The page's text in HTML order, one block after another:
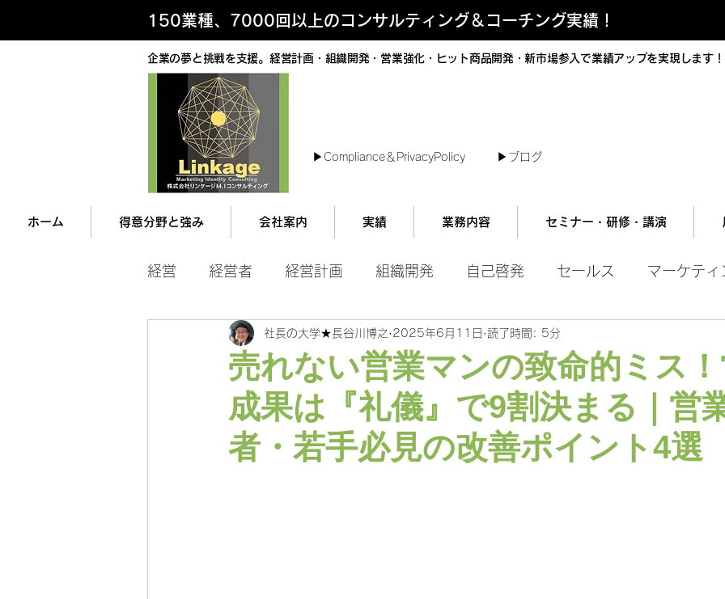
150業種、7000回以上のコンサルティング＆コーチング実績！
企業の夢と挑戦を支援。経営計画・組織開発・営業強化・ヒット商品開発・新市場参入で業績アップを実現します
▶︎Compliance＆PrivacyPolicy ▶︎ブログ
ホーム 得意分野と強み 会社案内 実績 業務内容 セミナー・研修・講演
経営 経営者 経営計画 組織開発 自己啓発 セールス マーケティ
マネジメント 営業ツール
売れない営業マンの致命的ミス
成果は『礼儀』で9割決まる｜営
者・若手必見の改善ポイント4選
社長の大学★長谷川博之 2025年6月11日 読了時間: 5分